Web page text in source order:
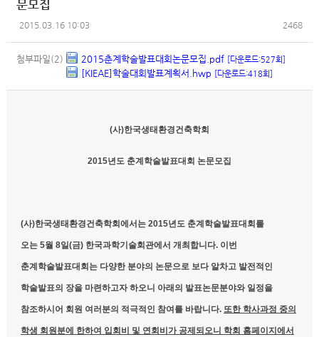
문모집
2015.03.16 10:03 2468
첨부파일(2) 2015춘계학술발표대회논문모집.pdf [다운로드:527회]
[KIEAE]학술대회발표계획서.hwp [다운로드:418회]
(사)한국생태환경건축학회
2015년도 춘계학술발표대회 논문모집
(사)한국생태환경건축학회에서는 2015년도 춘계학술발표대회를
오는 5월 8일(금) 한국과학기술회관에서 개최합니다. 이번
춘계학술발표대회는 다양한 분야의 논문으로 보다 알차고 발전적인
학술발표의 장을 마련하고자 하오니 아래의 발표논문분야와 일정을
참조하시어 회원 여러분의 적극적인 참여를 바랍니다. 또한 학사과정 중의
학생 회원분에 한하여 입회비 및 연회비가 공제되오니 학회 홈페이지에서